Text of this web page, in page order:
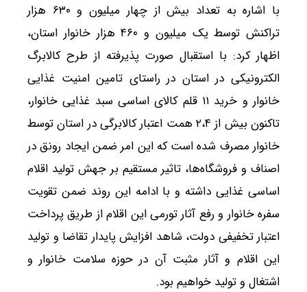
با اشاره به تعداد بیش از چهار میلیون و ۶٣٠ هزار
تراکنش توسط یک میلیون و ۴۶٠ هزار خانوار استان،
اظهار کرد: با استقبال صورت پذیرفته از طرح کالابرگ
الکترونیکی در استان در راستای تامین امنیت غذایی
خانوار و خرید ١١ قلم کالای اساسی سبد غذایی خانوار،
تاکنون بیش از ٢،۴ همت اعتبار کالابرگی در استان توسط
خانوار مصرف شده است که این امر ضمن ایجاد رونق در
اصناف و فروشگاه‌ها، تاثیر مستقیم بر جهش تولید اقلام
اساسی غذایی داشته و با ادامه این روند ضمن تقویت
سفره خانوار و رفع آثار تورمی این اقلام از طریق پرداخت
اعتبار تخفیفی دولت، شاهد افزایش پایدار تقاضا و تولید
این اقلام و آثار مثبت آن در حوزه سلامت خانوار و
اشتغال و تولید خواهیم بود.